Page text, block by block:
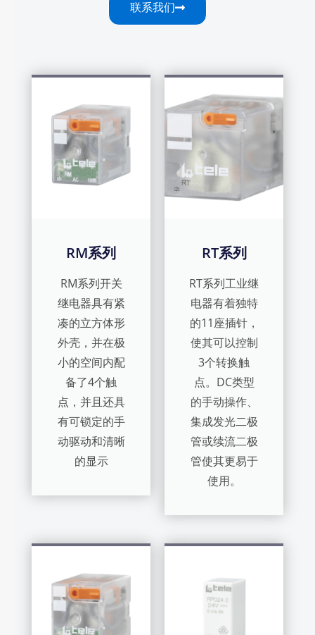
联系我们
RM系列
RM系列开关
继电器具有紧
凑的立方体形
外壳，并在极
小的空间内配
备了4个触
点，并且还具
有可锁定的手
动驱动和清晰
的显示
RT系列
RT系列工业继
电器有着独特
的11座插针，
使其可以控制
3个转换触
点。DC类型
的手动操作、
集成发光二极
管或续流二极
管使其更易于
使用。